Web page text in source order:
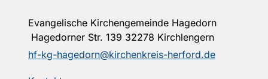
Evangelische Kirchengemeinde Hagedorn
Hagedorner Str. 139 32278 Kirchlengern
hf-kg-hagedorn@kirchenkreis-herford.de